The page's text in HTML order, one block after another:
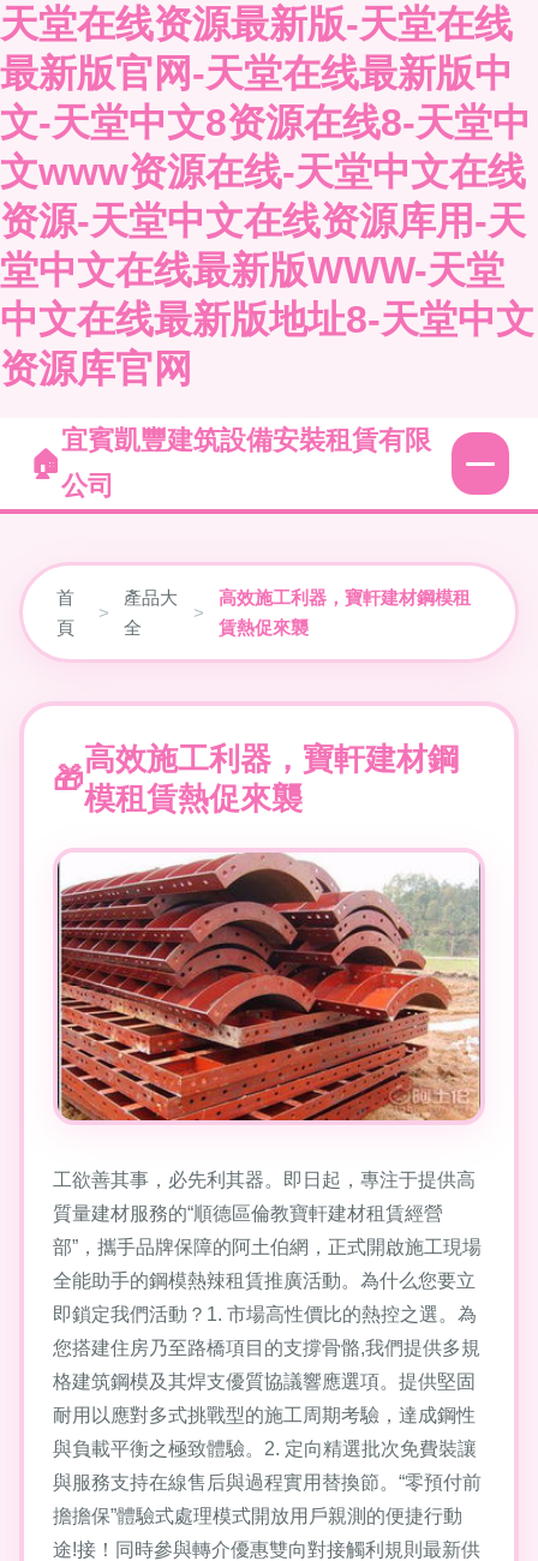
天堂在线资源最新版-天堂在线
最新版官网-天堂在线最新版中
文-天堂中文8资源在线8-天堂中
文www资源在线-天堂中文在线
资源-天堂中文在线资源库用-天
堂中文在线最新版WWW-天堂
中文在线最新版地址8-天堂中文
资源库官网
宜賓凱豐建筑設備安裝租賃有限
公司
首
頁
>
產品大
全
>
高效施工利器，寶軒建材鋼模租
賃熱促來襲
高效施工利器，寶軒建材鋼
模租賃熱促來襲
工欲善其事，必先利其器。即日起，專注于提供高
質量建材服務的“順德區倫教寶軒建材租賃經營
部”，攜手品牌保障的阿土伯網，正式開啟施工現場
全能助手的鋼模熱辣租賃推廣活動。為什么您要立
即鎖定我們活動？1. 市場高性價比的熱控之選。為
您搭建住房乃至路橋項目的支撐骨骼,我們提供多規
格建筑鋼模及其焊支優質協議響應選項。提供堅固
耐用以應對多式挑戰型的施工周期考驗，達成鋼性
與負載平衡之極致體驗。2. 定向精選批次免費裝讓
與服務支持在線售后與過程實用替換節。“零預付前
擔擔保”體驗式處理模式開放用戶親測的便捷行動
途!接！同時參與轉介優惠雙向對接觸利規則最新供